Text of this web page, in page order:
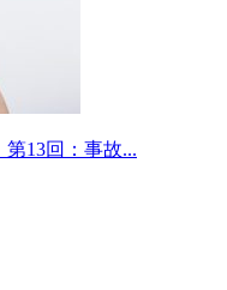
第13回：事故...